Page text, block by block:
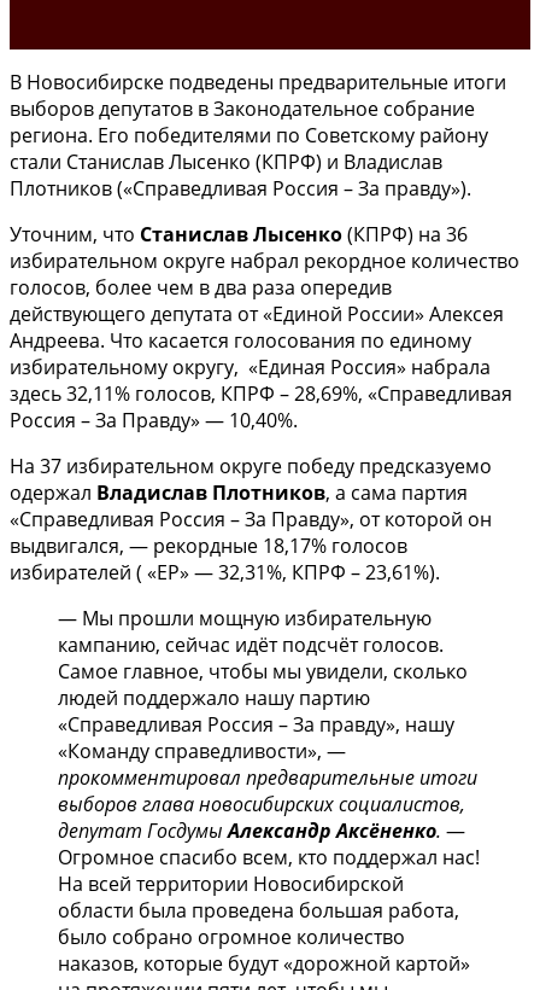
В Новосибирске подведены предварительные итоги
выборов депутатов в Законодательное собрание
региона. Его победителями по Советскому району
стали Станислав Лысенко (КПРФ) и Владислав
Плотников («Справедливая Россия – За правду»).
Уточним, что Станислав Лысенко(КПРФ) на 36
избирательном округе набрал рекордное количество
голосов, более чем в два раза опередив
действующего депутата от «Единой России» Алексея
Андреева. Что касается голосования по единому
избирательному округу, «Единая Россия» набрала
здесь 32,11% голосов, КПРФ – 28,69%, «Справедливая
Россия – За Правду» — 10,40%.
На 37 избирательном округе победу предсказуемо
одержал Владислав Плотников, а сама партия
«Справедливая Россия – За Правду», от которой он
выдвигался, — рекордные 18,17% голосов
избирателей ( «ЕР» — 32,31%, КПРФ – 23,61%).
— Мы прошли мощную избирательную
кампанию, сейчас идёт подсчёт голосов.
Самое главное, чтобы мы увидели, сколько
людей поддержало нашу партию
«Справедливая Россия – За правду», нашу
«Команду справедливости», —
прокомментировал предварительные итоги
выборов глава новосибирских социалистов,
депутат ГосдумыАлександр Аксёненко. —
Огромное спасибо всем, кто поддержал нас!
На всей территории Новосибирской
области была проведена большая работа,
было собрано огромное количество
наказов, которые будут «дорожной картой»